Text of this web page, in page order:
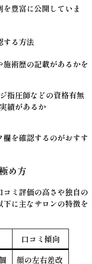
豊富に公開していま
する方法
施術歴の記載があるかを
指圧師などの資格有無
績があるか
を確認するのがおすす
め方
コミ評価の高さや独自の
に主なサロンの特徴を
口コミ傾向
顔の左右差改